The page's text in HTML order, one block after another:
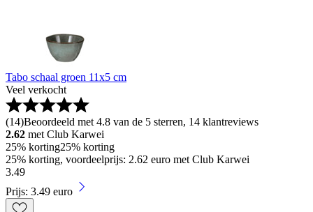
Tabo schaal groen 11x5 cm
Veel verkocht
(14)Beoordeeld met 4.8 van de 5 sterren, 14 klantreviews
2.62 met Club Karwei
25% korting25% korting
25% korting, voordeelprijs: 2.62 euro met Club Karwei
3.49
Prijs: 3.49 euro